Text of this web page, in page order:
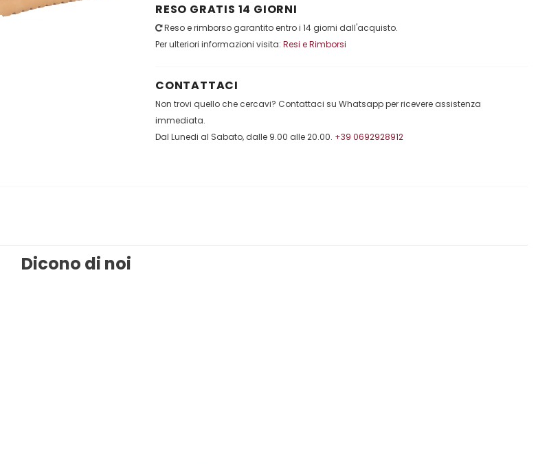
RESO GRATIS 14 GIORNI
Reso e rimborso garantito entro i 14 giorni dall'acquisto.
Per ulteriori informazioni visita: Resi e Rimborsi
CONTATTACI
Non trovi quello che cercavi? Contattaci su Whatsapp per ricevere assistenza
immediata.
Dal Lunedi al Sabato, dalle 9.00 alle 20.00. +39 0692928912
Dicono di noi